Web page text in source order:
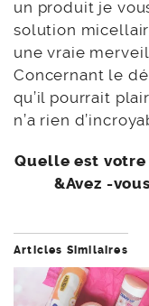
un produit je
solution
une vraie
Concernant le
qu’il pourrait
n’a rien
Quelle est
&Avez -
Articles Similaires